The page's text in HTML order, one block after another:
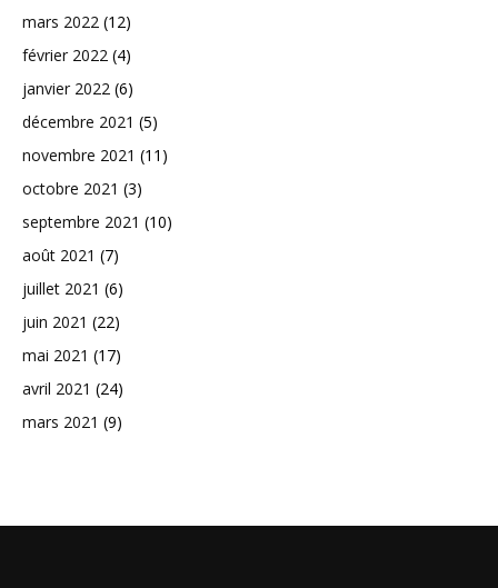
mars 2022 (12)
février 2022 (4)
janvier 2022 (6)
décembre 2021 (5)
novembre 2021 (11)
octobre 2021 (3)
septembre 2021 (10)
août 2021 (7)
juillet 2021 (6)
juin 2021 (22)
mai 2021 (17)
avril 2021 (24)
mars 2021 (9)